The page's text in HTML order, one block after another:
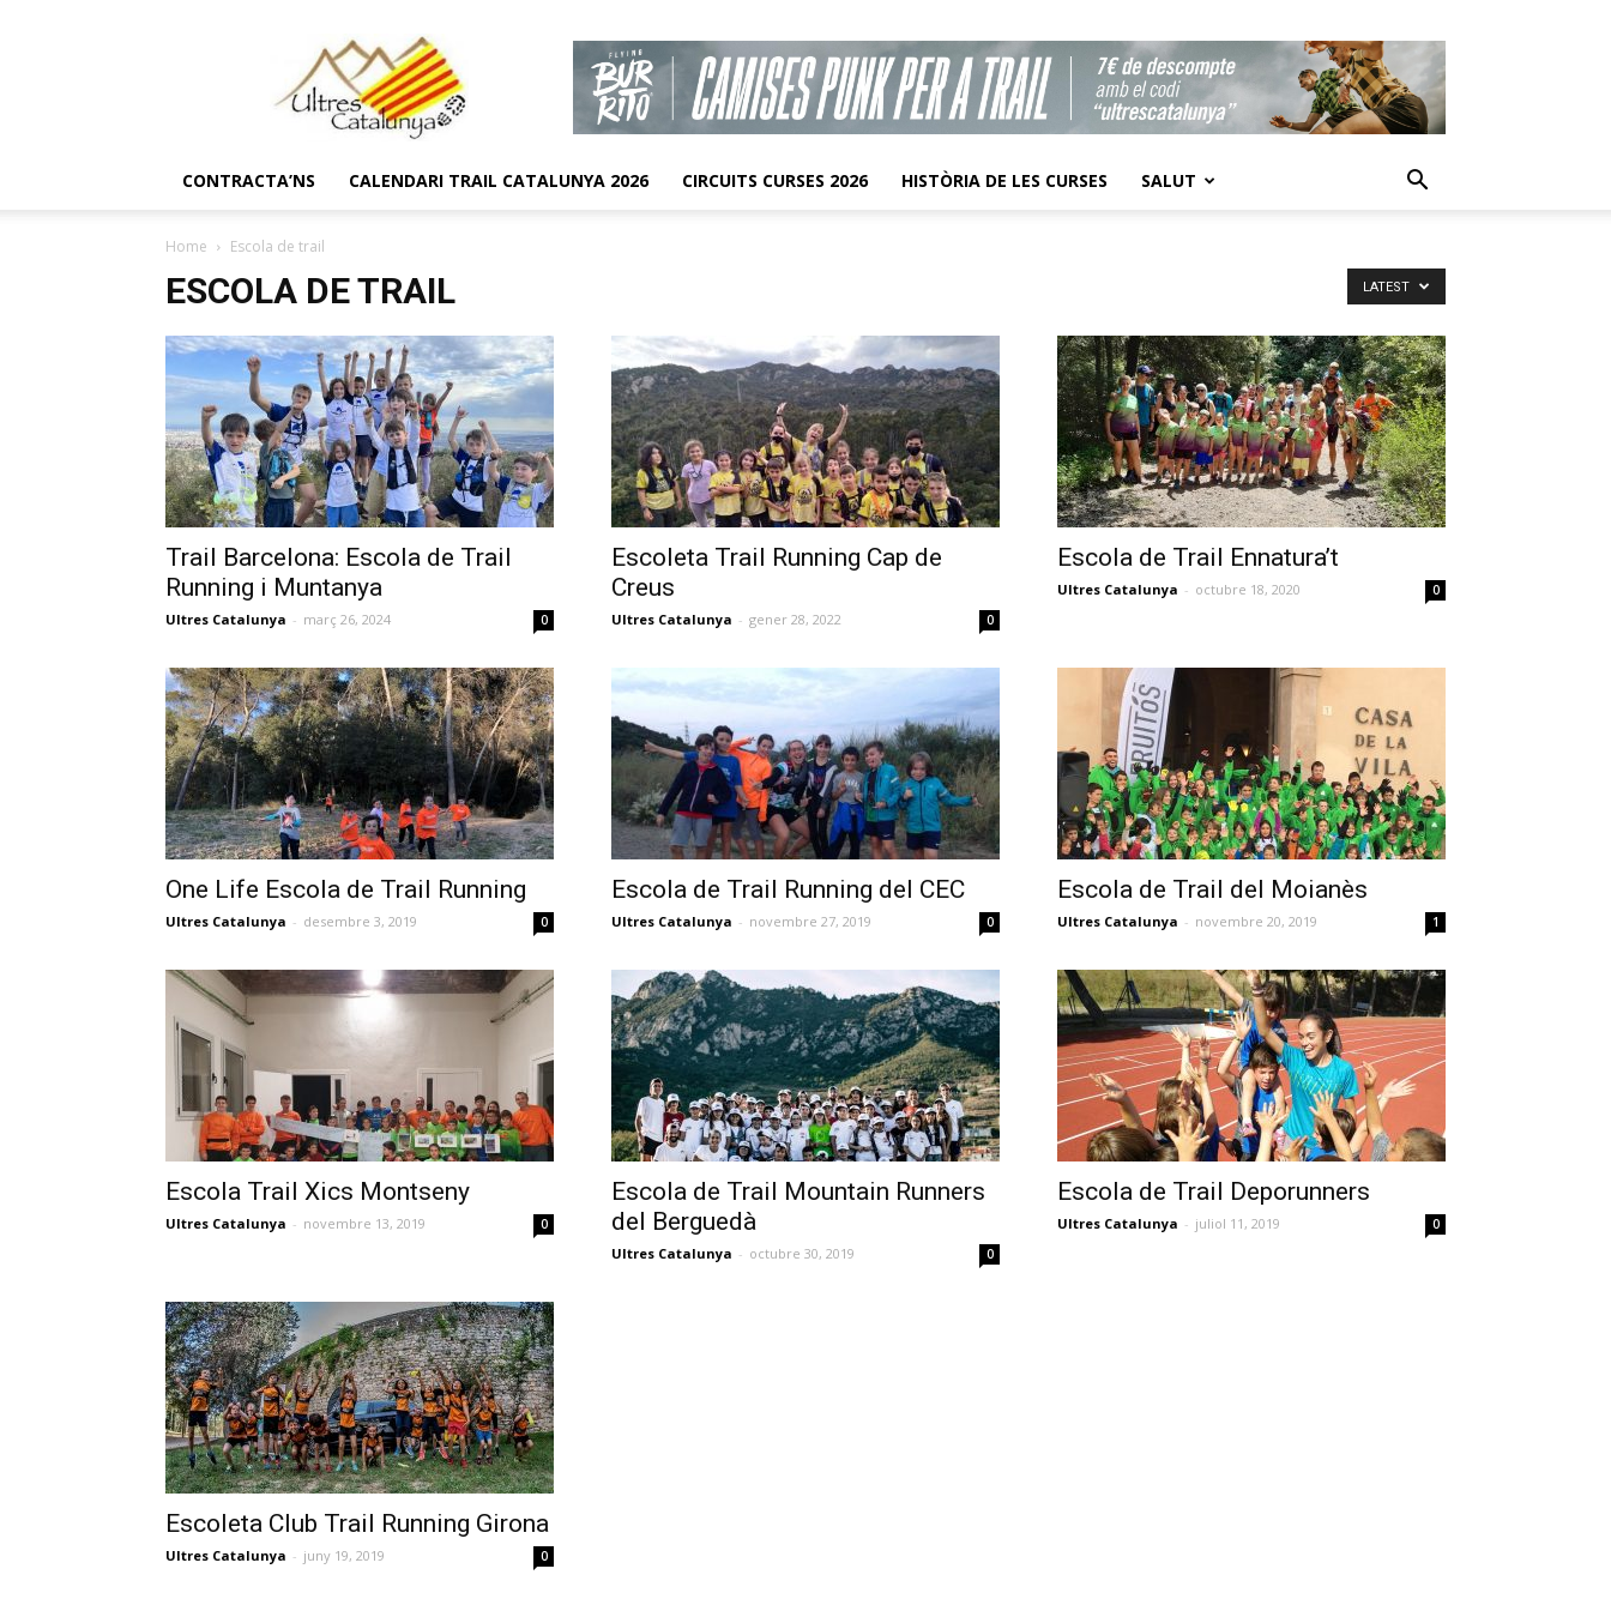
CONTRACTA’NS CALENDARI TRAIL CATALUNYA 2026 CIRCUITS CURSES 2026 HISTÒRIA DE LES CURSES SALUT
Home Escola de trail
ESCOLA DE TRAIL LATEST
Trail Barcelona: Escola de Trail
Running i Muntanya
Ultres Catalunya - març 26, 2024 0
Escoleta Trail Running Cap de
Creus
Ultres Catalunya - gener 28, 2022 0
Escola de Trail Ennatura’t
Ultres Catalunya - octubre 18, 2020 0
One Life Escola de Trail Running
Ultres Catalunya - desembre 3, 2019 0
Escola de Trail Running del CEC
Ultres Catalunya - novembre 27, 2019 0
Escola de Trail del Moianès
Ultres Catalunya - novembre 20, 2019 1
Escola Trail Xics Montseny
Ultres Catalunya - novembre 13, 2019 0
Escola de Trail Mountain Runners
del Berguedà
Ultres Catalunya - octubre 30, 2019 0
Escola de Trail Deporunners
Ultres Catalunya - juliol 11, 2019 0
Escoleta Club Trail Running Girona
Ultres Catalunya - juny 19, 2019 0